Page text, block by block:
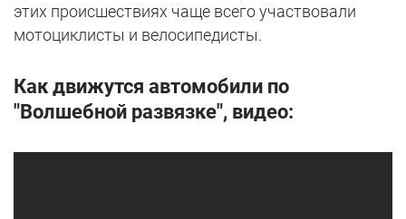
этих происшествиях чаще всего участвовали
мотоциклисты и велосипедисты.
Как движутся автомобили по
"Волшебной развязке", видео: